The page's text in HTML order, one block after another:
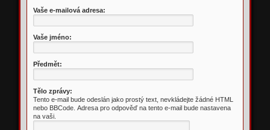
Vaše e-mailová adresa:
Vaše jméno:
Předmět:
Tělo zprávy:
Tento e-mail bude odeslán jako prostý text, nevkládejte žádné HTML
nebo BBCode. Adresa pro odpověď na tento e-mail bude nastavena
na vaši.